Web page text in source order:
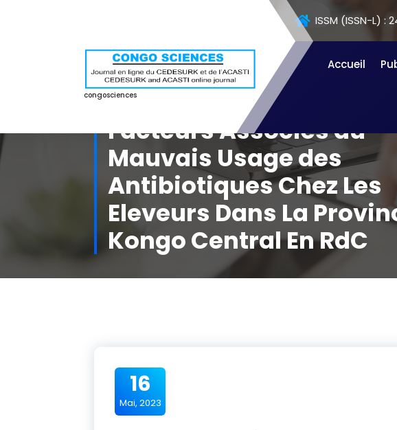
ISSM (ISSN-L) :
congosciences
Accueil
Facteurs Associés au
Mauvais Usage des
Antibiotiques Chez Les
Eleveurs Dans La
Kongo Central En RdC
16
Mai, 2023